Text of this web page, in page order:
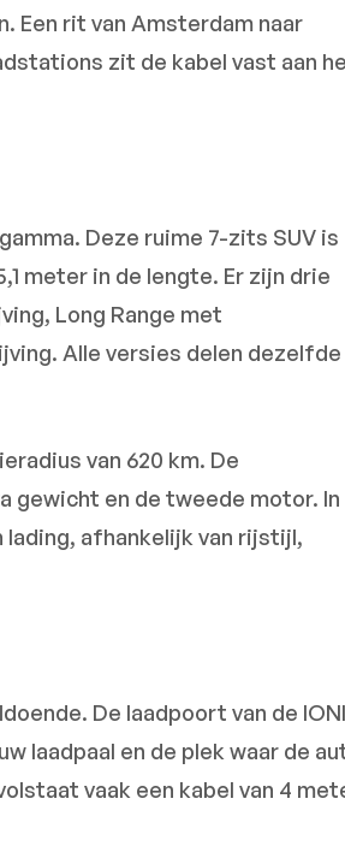
Een rit van Amsterdam naar
zit de kabel vast aan
Deze ruime 7-zits SUV is
meter in de lengte. Er zijn drie
Long Range met
Alle versies delen dezelfde
van 620 km. De
gewicht en de tweede motor. In
lading, afhankelijk van rijstijl,
De laadpoort van de
laadpaal en de plek waar de
vaak een kabel van 4